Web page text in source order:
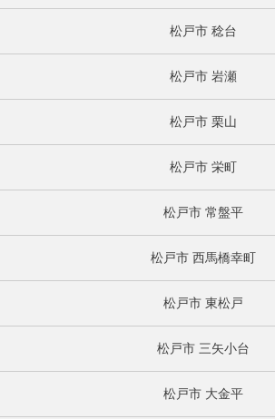
松戸市 稔台
松戸市 岩瀬
松戸市 栗山
松戸市 栄町
松戸市 常盤平
松戸市 西馬橋幸町
松戸市 東松戸
松戸市 三矢小台
松戸市 大金平